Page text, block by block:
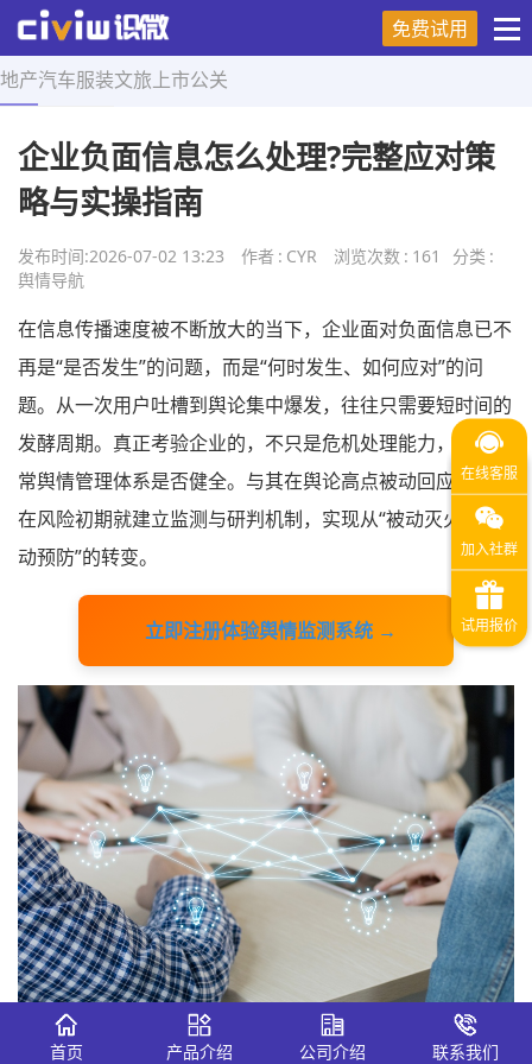
免费试用
地产汽车服装文旅 上市公关
首页 > 舆情导航 > 正文
企业负面信息怎么处理?完整应对策
略与实操指南
发布时间:2026-07-02 13:23 作者 : CYR 浏览次数 : 161 分类 :
舆情导航
在信息传播速度被不断放大的当下，企业面对负面信息已不
再是“是否发生”的问题，而是“何时发生、如何应对”的问
题。从一次用户吐槽到舆论集中爆发，往往只需要短时间的
发酵周期。真正考验企业的，不只是危机处理能力，更是日
常舆情管理体系是否健全。与其在舆论高点被动回应，不如
在风险初期就建立监测与研判机制，实现从“被动灭火”向“主
动预防”的转变。
立即注册体验舆情监测系统 →
首页 产品介绍 公司介绍 联系我们